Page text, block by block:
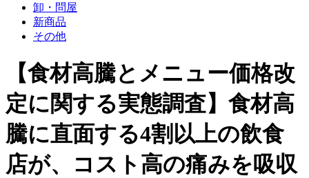
卸・問屋
新商品
その他
【食材高騰とメニュー価格改
定に関する実態調査】食材高
騰に直面する4割以上の飲食
店が、コスト高の痛みを吸収